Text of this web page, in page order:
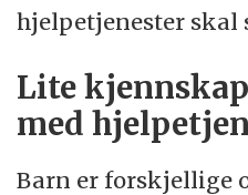
hjelpetjenester skal
Lite
med
Barn er forskjellige